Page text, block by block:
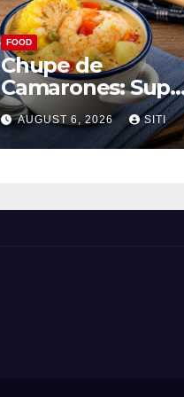
FOOD
Chupe de
Camarones: Sup
Udang Khas Peru
yang Gurih Lezat
AUGUST 6, 2026 SITI